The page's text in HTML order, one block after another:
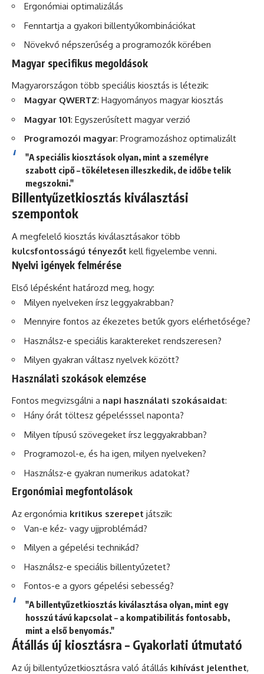
Ergonómiai optimalizálás
Fenntartja a gyakori billentyűkombinációkat
Növekvő népszerűség a programozók körében
Magyar specifikus megoldások
Magyarországon több speciális kiosztás is létezik:
Magyar QWERTZ: Hagyományos magyar kiosztás
Magyar 101: Egyszerűsített magyar verzió
Programozói magyar: Programozáshoz optimalizált
"A speciális kiosztások olyan, mint a személyre
szabott cipő – tökéletesen illeszkedik, de időbe telik
megszokni."
Billentyűzetkiosztás kiválasztási
szempontok
A megfelelő kiosztás kiválasztásakor több
kulcsfontosságú tényezőt kell figyelembe venni.
Nyelvi igények felmérése
Első lépésként határozd meg, hogy:
Milyen nyelveken írsz leggyakrabban?
Mennyire fontos az ékezetes betűk gyors elérhetősége?
Használsz-e speciális karaktereket rendszeresen?
Milyen gyakran váltasz nyelvek között?
Használati szokások elemzése
Fontos megvizsgálni a napi használati szokásaidat:
Hány órát töltesz gépelésssel naponta?
Milyen típusú szövegeket írsz leggyakrabban?
Programozol-e, és ha igen, milyen nyelveken?
Használsz-e gyakran numerikus adatokat?
Ergonómiai megfontolások
Az ergonómia kritikus szerepet játszik:
Van-e kéz- vagy ujjproblémád?
Milyen a gépelési technikád?
Használsz-e speciális billentyűzetet?
Fontos-e a gyors gépelési sebesség?
"A billentyűzetkiosztás kiválasztása olyan, mint egy
hosszú távú kapcsolat – a kompatibilitás fontosabb,
mint a első benyomás."
Átállás új kiosztásra – Gyakorlati útmutató
Az új billentyűzetkiosztásra való átállás kihívást jelenthet,